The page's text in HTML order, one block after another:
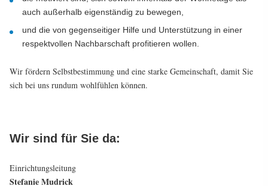
auch außerhalb eigenständig zu bewegen,
und die von gegenseitiger Hilfe und Unterstützung in einer
respektvollen Nachbarschaft profitieren wollen.
Wir fördern Selbstbestimmung und eine starke Gemeinschaft, damit Sie
sich bei uns rundum wohlfühlen können.
Wir sind für Sie da:
Einrichtungsleitung
Stefanie Mudrick